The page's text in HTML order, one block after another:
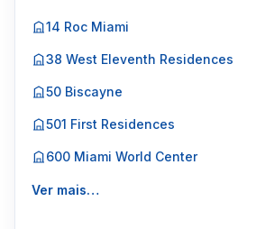
14 Roc Miami
38 West Eleventh Residences
50 Biscayne
501 First Residences
600 Miami World Center
Ver mais…